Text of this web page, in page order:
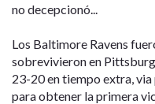
no decepcionó...
Los Baltimore Ravens
sobrevivieron en
23-20 en tiempo extra,
para obtener la primera